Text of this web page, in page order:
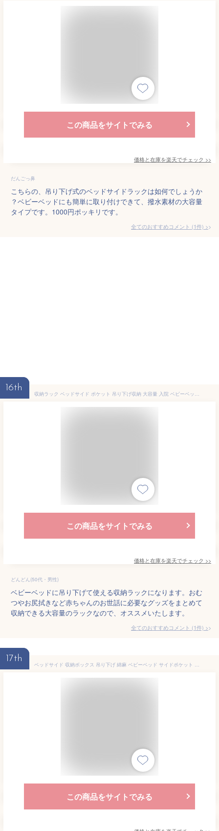
この商品をサイトでみる
価格と在庫を楽天でチェック >>
だんごっ鼻
こちらの、吊り下げ式のベッドサイドラックは如何でしょうか
？ベビーベッドにも簡単に取り付けできて、撥水素材の大容量
タイプです。1000円ポッキリです。
全てのおすすめコメント (1件) >
16th
収納ラック ベッドサイド ポケット 吊り下げ収納 大容量 入院 ベビーベッド ソファー掛け袋 ベビーカー 収納ポケット 椅子掛け袋 学生寮 雑貨収納 小物入れ 車用 防水 キャンバス
この商品をサイトでみる
価格と在庫を楽天でチェック >>
どんどん(50代・男性)
ベビーベッドに吊り下げて使える収納ラックになります。おむ
つやお尻拭きなど赤ちゃんのお世話に必要なグッズをまとめて
収納できる大容量のラックなので、オススメいたします。
全てのおすすめコメント (1件) >
17th
ベッドサイド 収納ボックス 吊り下げ 綿麻 ベビーベッド サイドポケット おむつ入れ オムツケース 哺乳類 おもちゃ 収納ケース 小物整理 仕切り 大容量 スマホ 書類 リモコン 小物入れ 雑貨収納 車座席 マジックテープ 【送料無料】
この商品をサイトでみる